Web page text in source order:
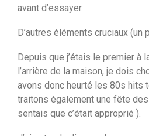
avant d’essayer.
D’autres éléments cruciaux (un
Depuis que j’étais le premier à
l’arrière de la maison, je dois
avons donc heurté les 80s hits
traitons également une fête
sentais que c’était approprié ).